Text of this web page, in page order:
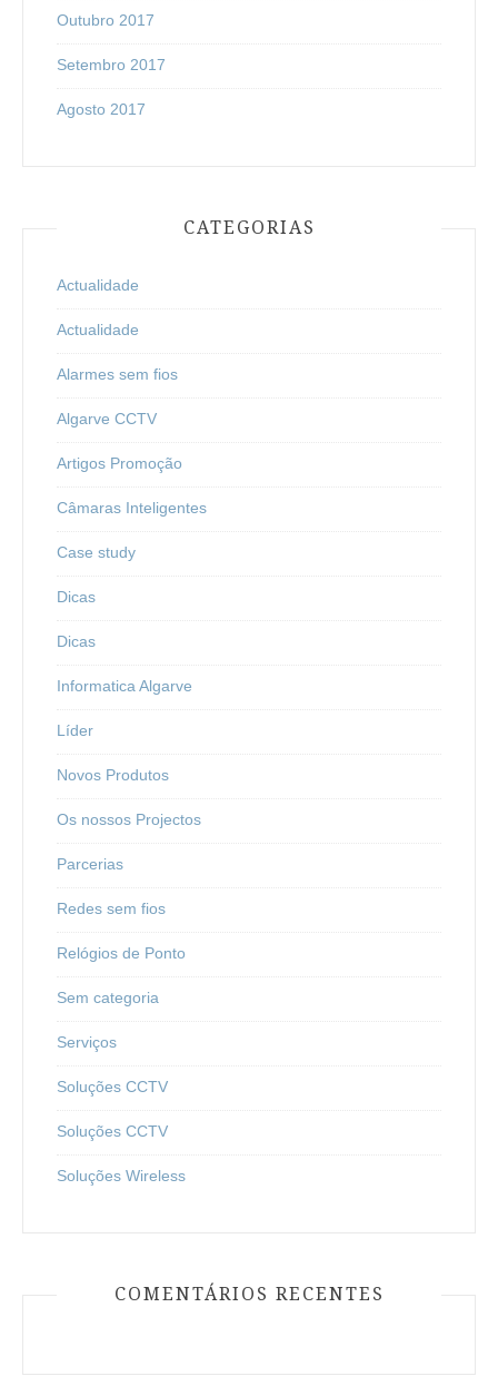
Outubro 2017
Setembro 2017
Agosto 2017
CATEGORIAS
Actualidade
Actualidade
Alarmes sem fios
Algarve CCTV
Artigos Promoção
Câmaras Inteligentes
Case study
Dicas
Dicas
Informatica Algarve
Líder
Novos Produtos
Os nossos Projectos
Parcerias
Redes sem fios
Relógios de Ponto
Sem categoria
Serviços
Soluções CCTV
Soluções CCTV
Soluções Wireless
COMENTÁRIOS RECENTES